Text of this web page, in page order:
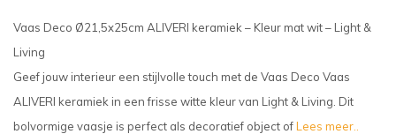
Vaas Deco Ø21,5x25cm ALIVERI keramiek – Kleur mat wit – Light &
Living
Geef jouw interieur een stijlvolle touch met de Vaas Deco Vaas
ALIVERI keramiek in een frisse witte kleur van Light & Living. Dit
bolvormige vaasje is perfect als decoratief object ofLees meer..